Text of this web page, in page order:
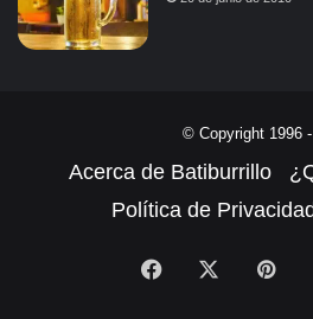
© Copyright 1996
Acerca de Batiburrillo
Política de Privacidad
Facebook